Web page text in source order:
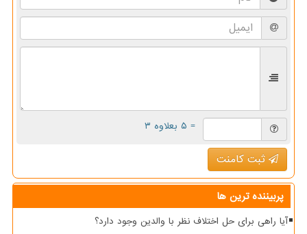
= ۵ بعلاوه ۳
ثبت کامنت
پربیننده ترین ها
آیا راهی برای حل اختلاف نظر با والدین وجود دارد؟